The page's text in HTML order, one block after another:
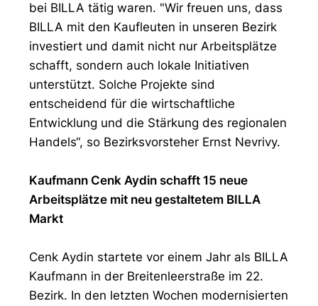
bei BILLA tätig waren. "Wir freuen uns, dass
BILLA mit den Kaufleuten in unseren Bezirk
investiert und damit nicht nur Arbeitsplätze
schafft, sondern auch lokale Initiativen
unterstützt. Solche Projekte sind
entscheidend für die wirtschaftliche
Entwicklung und die Stärkung des regionalen
Handels“, so Bezirksvorsteher Ernst Nevrivy.
Kaufmann Cenk Aydin schafft 15 neue
Arbeitsplätze mit neu gestaltetem BILLA
Markt
Cenk Aydin startete vor einem Jahr als BILLA
Kaufmann in der Breitenleerstraße im 22.
Bezirk. In den letzten Wochen modernisierten